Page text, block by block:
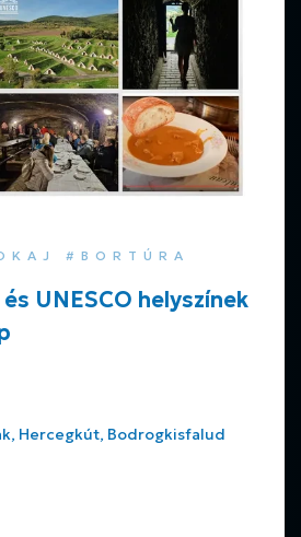
#BORTÚRA
UNESCO helyszínek
Hercegkút, Bodrogkisfalud